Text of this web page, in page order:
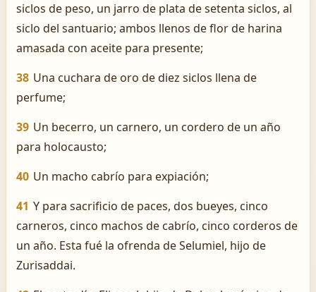
siclos de peso, un jarro de plata de setenta siclos, al
siclo del santuario; ambos llenos de flor de harina
amasada con aceite para presente;
38 Una cuchara de oro de diez siclos llena de
perfume;
39 Un becerro, un carnero, un cordero de un año
para holocausto;
40 Un macho cabrío para expiación;
41 Y para sacrificio de paces, dos bueyes, cinco
carneros, cinco machos de cabrío, cinco corderos de
un año. Esta fué la ofrenda de Selumiel, hijo de
Zurisaddai.